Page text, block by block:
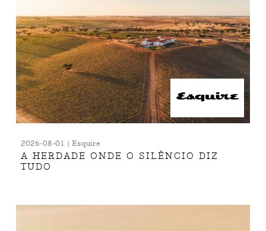
2026-08-01 | Esquire
A HERDADE ONDE O SILÊNCIO DIZ
TUDO